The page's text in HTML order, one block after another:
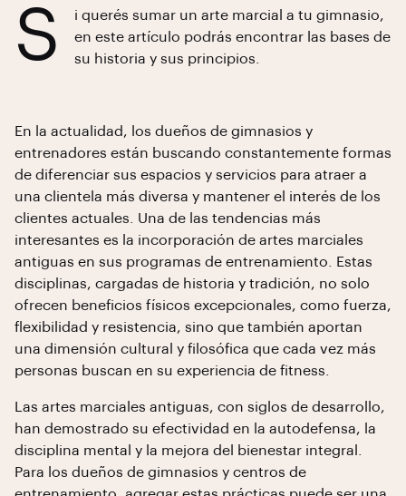
S
i querés sumar un arte marcial a tu gimnasio,
en este artículo podrás encontrar las bases de
su historia y sus principios.
En la actualidad, los dueños de gimnasios y
entrenadores están buscando constantemente formas
de diferenciar sus espacios y servicios para atraer a
una clientela más diversa y mantener el interés de los
clientes actuales. Una de las tendencias más
interesantes es la incorporación de artes marciales
antiguas en sus programas de entrenamiento. Estas
disciplinas, cargadas de historia y tradición, no solo
ofrecen beneficios físicos excepcionales, como fuerza,
flexibilidad y resistencia, sino que también aportan
una dimensión cultural y filosófica que cada vez más
personas buscan en su experiencia de fitness.
Las artes marciales antiguas, con siglos de desarrollo,
han demostrado su efectividad en la autodefensa, la
disciplina mental y la mejora del bienestar integral.
Para los dueños de gimnasios y centros de